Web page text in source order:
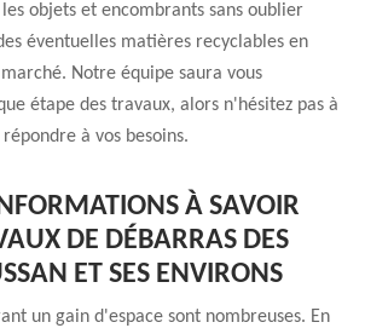
objets et encombrants sans oublier
éventuelles matières recyclables en
Notre équipe saura vous
étape des travaux, alors n'hésitez pas à
à vos besoins.
À SAVOIR
DE DÉBARRAS DES
ET SES ENVIRONS
un gain d'espace sont nombreuses. En